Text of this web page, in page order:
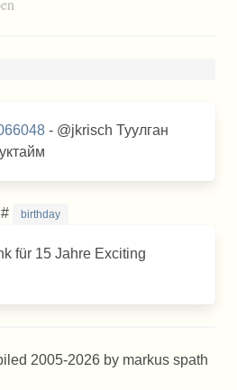
- @jkrisch Туулган
# birthday
für 15 Jahre Exciting
2005-2026 by markus spath